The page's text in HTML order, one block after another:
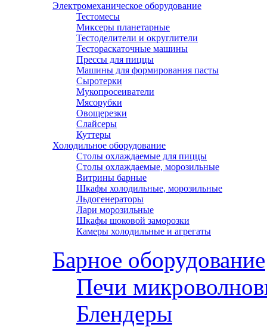
Электромеханическое оборудование
Тестомесы
Миксеры планетарные
Тестоделители и округлители
Тестораскаточные машины
Прессы для пиццы
Машины для формирования пасты
Сыротерки
Мукопросеиватели
Мясорубки
Овощерезки
Слайсеры
Куттеры
Холодильное оборудование
Столы охлаждаемые для пиццы
Столы охлаждаемые, морозильные
Витрины барные
Шкафы холодильные, морозильные
Льдогенераторы
Лари морозильные
Шкафы шоковой заморозки
Камеры холодильные и агрегаты
Барное оборудование
Печи
Блендеры